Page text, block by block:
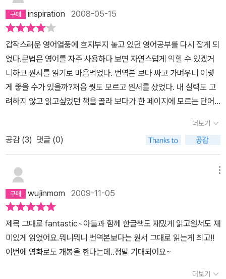
백으로 비쳐지기보다는 다소 불분명한 색채를 띤다고 볼수 있다. 순
수히 악당에게 당하며 견디는 소극적인 기질의 소유자가 아니라 다소
부적절하고도 얄궂은 또는 파괴적인 방법으로 속 시원하게 악당들을
처단해버린다. 총명함과 선량함, 순수함을 가진 동시에 적잖은 잔임
함을 겸비한 번뜩이는 기지로 나쁜 캐릭터들과 그 환경에 대항해 실
랄한 유머를 선사한다.우리가 사는 세상과 대비해 본다면, 주로 그릇
된 부모나 어른,기존의 제도권이나 기득권에 대한 부조리함에 대한
반골 기질과 상통된 맥을 이루고 있다. 그런데 이젠 내가 이제 나이가
수확을 훔치는 도둑이라는, 캐릭터가 도입부부터 자꾸만 마음에 걸렸
다. 결국 '도둑' 아닌가... 정당한 노력없이 남의 것을 습득하는 도둑놈
을 과연 끝까지 긍정하며 읽을 수 있을지 자신이 없었던 것이다. 하지
만다행스럽게도 농부들로 인해 피해를 본 이웃 가족들에 대한 Mr. F
는 모습-을 확인할 수 있었으며Mr. Fox가 도둑이라는 의식은 이야기
가 전개될 수록 많은 것을 가진 지상의 강자인 농부들에 의해 자행된
지하의 약자들에 대한 몰인정한 약탈 장면-특히 트랙터로 멀쩡한 언
덕을 끔찍하게 황폐화시키는 자연학살-에서 그 주체와 대상이 전이,
긍정의 힘을 끌어낼 수 있었다.
될듯 싶다.나중애라도 애가 아 로알드 달 하며 펴보지 않을까 한다..
inspiration 2008-05-15
갑작스러운 영어열풍에 흐지부지 놓고 있던 영어공부를 다시 잡게 되
었다.문법은 영어를 자주 사용하다 보면 자연스럽게 익힐 수 있겠거
니하고 원서를 읽기로 마음먹었다. 번역본 보다 싸고 가벼우니 이렇
게 좋을 수가 있을까?처음 뭣도 모르고 원서를 샀었다. 내 실력도 고
려하지 않고 읽고싶었던 책을 골라 보다가 한 페이지에 모르는 단어
야했던 것을...이 책은문장 사이사이가 널찍하니 보기도 쉽고 단어들
도 쉽기때문에 원서읽기에 재미를 붙일 수 있을 것이다.
더보기
공감 (3) 댓글 (0)
wujinmom 2009-11-05
제목 그대로 fantastic~아들과 함께 한글책도 재밌게 읽고원서도 재
미있게 읽었어요.뭐니뭐니 번역본보다는 원서 그대로 읽는게 최고!!
이번에 영화로도 개봉을 한다는데..정말 기대되어요~
더보기